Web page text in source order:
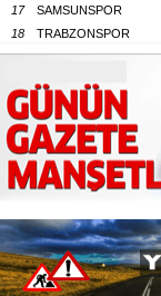
17
SAMSUNSPOR
18
TRABZONSPOR